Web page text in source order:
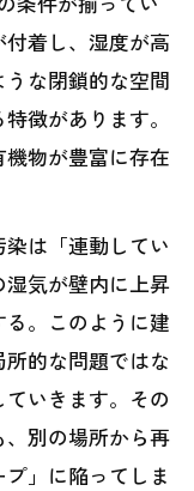
着し、湿度が高
な閉鎖的な空間
徴があります。
物が豊富に存在
は「連動してい
気が壁内に上昇
。このように建
的な問題ではな
いきます。その
別の場所から再
」に陥ってしま